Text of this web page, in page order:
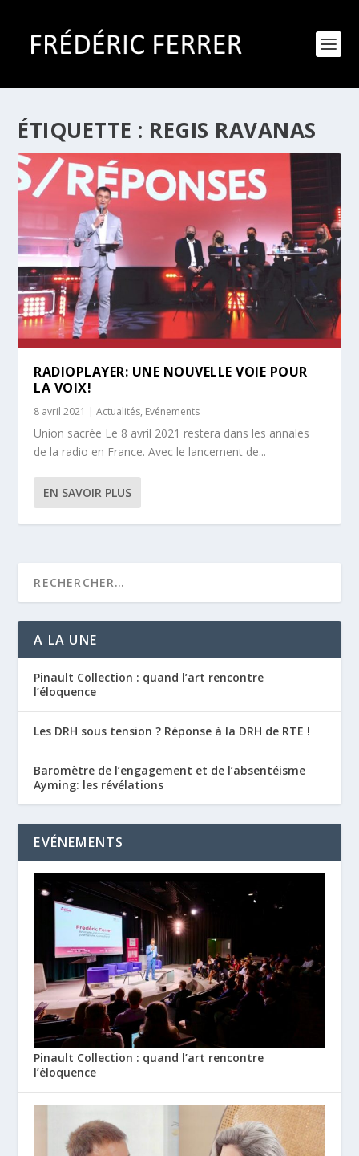
ÉTIQUETTE : REGIS RAVANAS
RADIOPLAYER: UNE NOUVELLE VOIE POUR
LA VOIX!
8 avril 2021 |Actualités, Evénements
Union sacrée Le 8 avril 2021 restera dans les annales
de la radio en France. Avec le lancement de...
EN SAVOIR PLUS
A LA UNE
Pinault Collection : quand l’art rencontre
l’éloquence
Les DRH sous tension ? Réponse à la DRH de RTE !
Baromètre de l’engagement et de l’absentéisme
Ayming: les révélations
EVÉNEMENTS
Pinault Collection : quand l’art rencontre
l’éloquence